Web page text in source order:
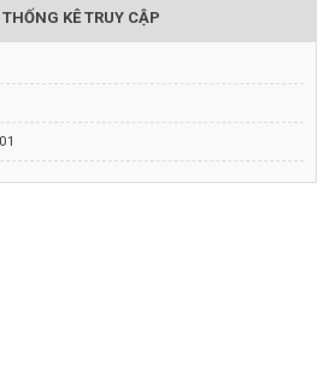
THỐNG KÊ TRUY CẬP